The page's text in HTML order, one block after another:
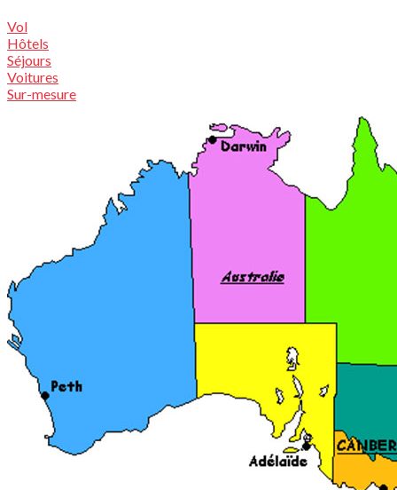
Vol
Hôtels
Séjours
Voitures
Sur-mesure